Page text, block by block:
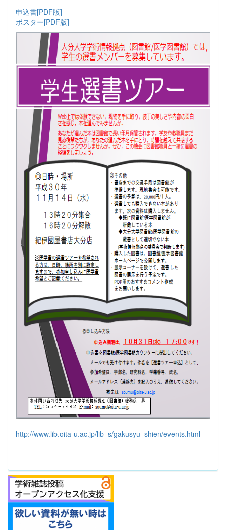
申込書[PDF版]
ポスター[PDF版]
http://www.lib.oita-u.ac.jp/lib_s/gakusyu_shien/events.html